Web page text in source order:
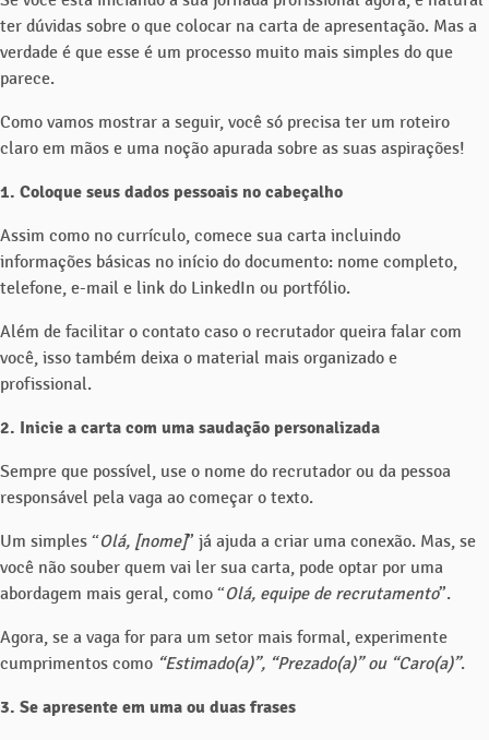
ter dúvidas sobre o que colocar na carta de apresentação. Mas a
verdade é que esse é um processo muito mais simples do que
parece.
Como vamos mostrar a seguir, você só precisa ter um roteiro
claro em mãos e uma noção apurada sobre as suas aspirações!
1. Coloque seus dados pessoais no cabeçalho
Assim como no currículo, comece sua carta incluindo
informações básicas no início do documento: nome completo,
telefone, e-mail e link do LinkedIn ou portfólio.
Além de facilitar o contato caso o recrutador queira falar com
você, isso também deixa o material mais organizado e
profissional.
2. Inicie a carta com uma saudação personalizada
Sempre que possível, use o nome do recrutador ou da pessoa
responsável pela vaga ao começar o texto.
Um simples “Olá, [nome]” já ajuda a criar uma conexão. Mas, se
você não souber quem vai ler sua carta, pode optar por uma
abordagem mais geral, como “Olá, equipe de recrutamento”.
Agora, se a vaga for para um setor mais formal, experimente
cumprimentos como “Estimado(a)”, “Prezado(a)” ou “Caro(a)”.
3. Se apresente em uma ou duas frases